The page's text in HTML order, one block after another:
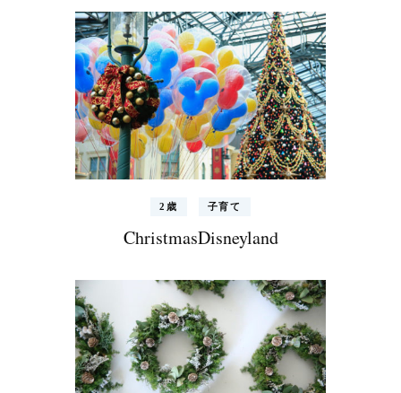
2歳 子育て
ChristmasDisneyland